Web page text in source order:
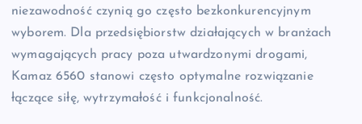
niezawodność czynią go często bezkonkurencyjnym
wyborem. Dla przedsiębiorstw działających w branżach
wymagających pracy poza utwardzonymi drogami,
Kamaz 6560 stanowi często optymalne rozwiązanie
łączące siłę, wytrzymałość i funkcjonalność.